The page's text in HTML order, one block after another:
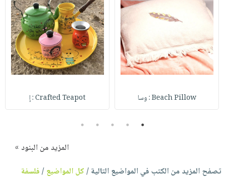
Beach Pillow : وسا Crafted Teapot : إ
1
2
3
4
5
المزيد من البنود »
تصفح المزيد من الكتب في المواضيع التالية /كل المواضيع/فلسفة